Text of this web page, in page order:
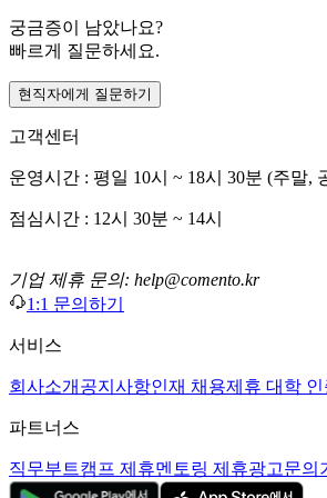
궁금증이 남았나요?
빠르게 질문하세요.
현직자에게 질문하기
고객센터
운영시간 : 평일 10시 ~ 18시 30분 (주말,
점심시간 : 12시 30분 ~ 14시
기업 제휴 문의: help@comento.kr
1:1 문의하기
서비스
회사소개 공지사항인재 채용제휴 대학 인
파트너스
직무부트캠프 제휴멘토링 제휴광고문의